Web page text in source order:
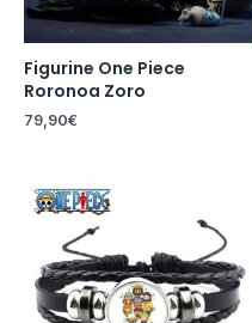
Figurine One Piece
Roronoa Zoro
79,90€